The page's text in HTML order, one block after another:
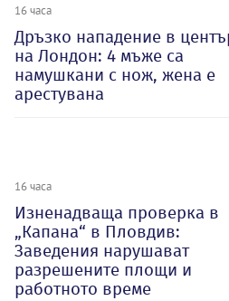
16 часа
Дръзко нападение в
на Лондон: 4 мъже са
намушкани с нож, жена е
арестувана
16 часа
Изненадваща проверка в
„Капана“ в Пловдив:
Заведения нарушават
разрешените площи и
работното време